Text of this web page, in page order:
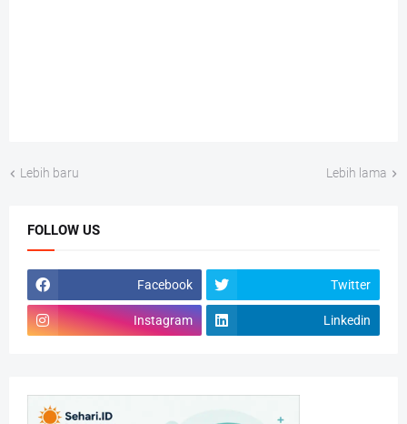
Lebih baru Lebih lama
FOLLOW US
Facebook Twitter
Instagram Linkedin